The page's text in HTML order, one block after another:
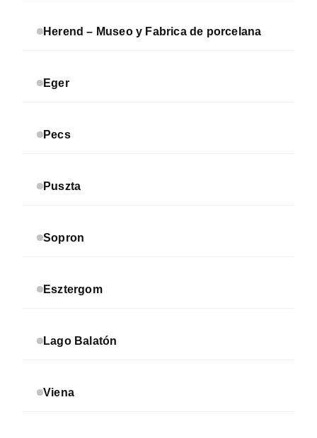
Herend – Museo y Fabrica de porcelana
Eger
Pecs
Puszta
Sopron
Esztergom
Lago Balatón
Viena